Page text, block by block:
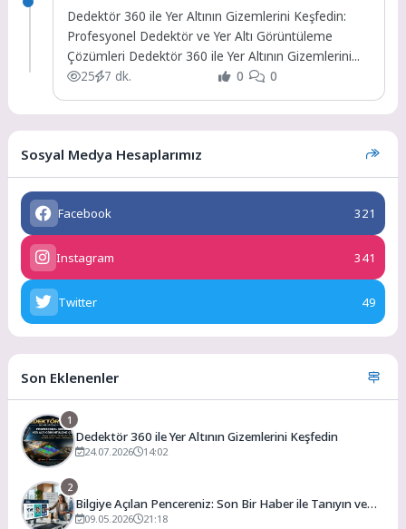
Dedektör 360 ile Yer Altının Gizemlerini Keşfedin:
Profesyonel Dedektör ve Yer Altı Görüntüleme
Çözümleri Dedektör 360 ile Yer Altının Gizemlerini...
25
7 dk. 0 0
Sosyal Medya Hesaplarımız
Facebook 321
Instagram 341
Twitter 49
Son Eklenenler
1
Dedektör 360 ile Yer Altının Gizemlerini Keşfedin
24.07.2026 14:02
2
Bilgiye Açılan Pencereniz: Son Bir Haber ile Tanıyın ve
Keşfedin
09.05.2026 21:18